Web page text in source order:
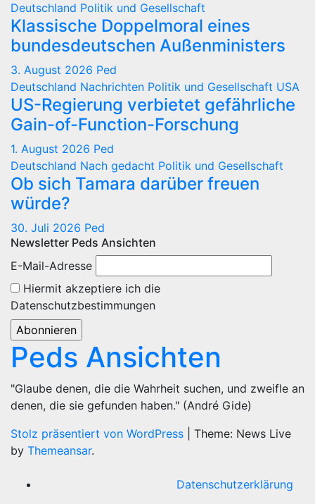
Deutschland Politik und Gesellschaft
Klassische Doppelmoral eines
bundesdeutschen Außenministers
3. August 2026 Ped
Deutschland Nachrichten Politik und Gesellschaft USA
US-Regierung verbietet gefährliche
Gain-of-Function-Forschung
1. August 2026 Ped
Deutschland Nach gedacht Politik und Gesellschaft
Ob sich Tamara darüber freuen
würde?
30. Juli 2026 Ped
Newsletter Peds Ansichten
E-Mail-Adresse
Hiermit akzeptiere ich die
Datenschutzbestimmungen
Peds Ansichten
"Glaube denen, die die Wahrheit suchen, und zweifle an
denen, die sie gefunden haben." (André Gide)
Stolz präsentiert von WordPress
Theme: News Live
by Themeansar.
Datenschutzerklärung